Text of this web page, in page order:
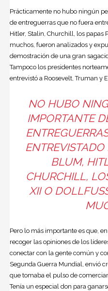
Prácticamente no hubo ningún
de entreguerras que no fuera
Hitler, Stalin, Churchill, los papas
muchos, fueron analizados y
demostración de una gran
Tampoco los presidentes
entrevistó a Roosevelt, Truman y
NO HUBO
IMPORTANTE
BLUM,
CHURCHILL,
XII O
Pero lo más importante es que,
recoger las opiniones de los
conectar con la gente común y
Segunda Guerra Mundial, envió
que tomaba el pulso de
Tenía un especial don para